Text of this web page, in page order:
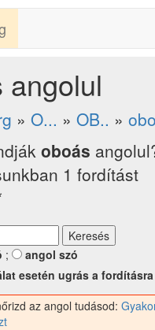
angolul
» O... » OB.. »
oboás
1 fordítást
;
angol szó
esetén ugrás a fordításra
az angol tudásod: